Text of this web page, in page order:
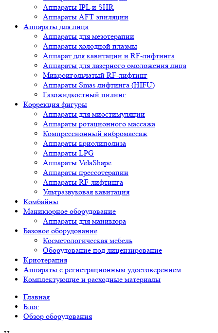
Аппараты IPL и SHR
Аппараты AFT эпиляции
Аппараты для лица
Аппараты для мезотерапии
Аппараты холодной плазмы
Аппарат для кавитации и RF-лифтинга
Аппараты для лазерного омоложения лица
Микроигольчатый RF-лифтинг
Аппараты Smas лифтинга (HIFU)
Газожидкостный пилинг
Коррекция фигуры
Аппараты для миостимуляции
Аппараты ротационного массажа
Компрессионный вибромассаж
Аппараты криолиполиза
Аппараты LPG
Аппараты VelaShape
Аппараты прессотерапии
Аппараты RF-лифтинга
Ультразвуковая кавитация
Комбайны
Маникюрное оборудование
Аппараты для маникюра
Базовое оборудование
Косметологическая мебель
Оборудование под лицензирование
Криотерапия
Аппараты c регистрационным удостоверением
Комплектующие и расходные материалы
Главная
Блог
Обзор оборудования